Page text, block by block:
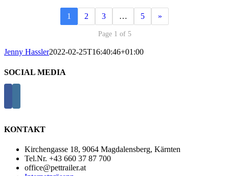
1 2 3 … 5 »
Page 1 of 5
Jenny Hassler2022-02-25T16:40:46+01:00
SOCIAL MEDIA
KONTAKT
Kirchengasse 18, 9064 Magdalensberg, Kärnten
Tel.Nr. +43 660 37 87 700
office@pettrailer.at